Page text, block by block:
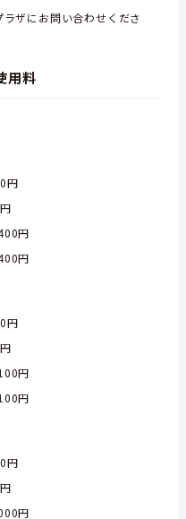
ザにお問い合わせくださ
用料
円
円
円
円
円
円
円
円